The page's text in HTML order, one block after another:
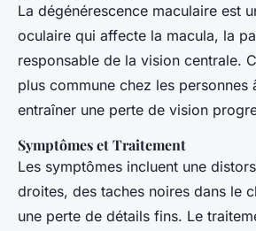
La dégénérescence maculaire est
oculaire qui affecte la macula, la
responsable de la vision centrale.
plus commune chez les personnes
entraîner une perte de vision
Symptômes et Traitement
Les symptômes incluent une
droites, des taches noires dans le
une perte de détails fins. Le